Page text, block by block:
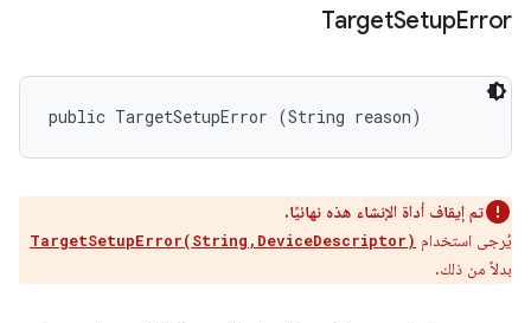
TargetSetupError
public TargetSetupError (String reason)
تم إيقاف أداة الإنشاء هذه نهائيًا.
يُرجى استخدام TargetSetupError(String,DeviceDescriptor)
بدلاً من ذلك.